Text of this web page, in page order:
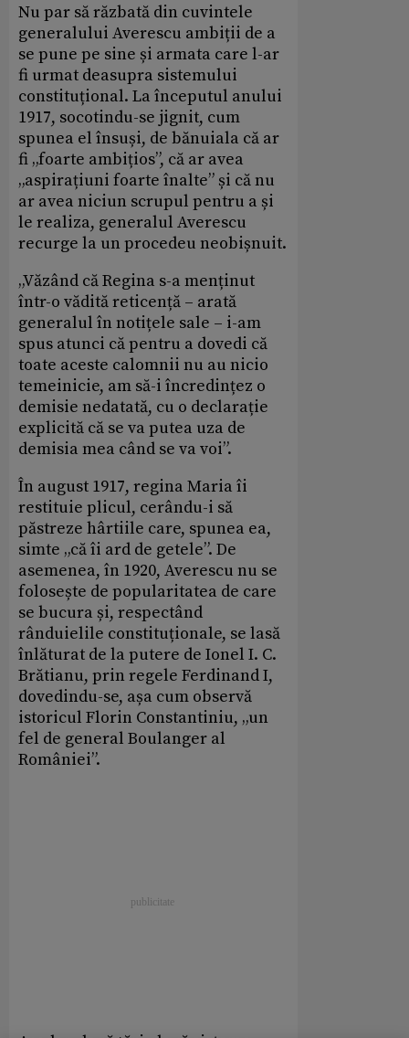
Nu par să răzbată din cuvintele
generalului Averescu ambiții de a
se pune pe sine și armata care l-ar
fi urmat deasupra sistemului
constituțional. La începutul anului
1917, socotindu-se jignit, cum
spunea el însuși, de bănuiala că ar
fi „foarte ambițios”, că ar avea
„aspirațiuni foarte înalte” și că nu
ar avea niciun scrupul pentru a și
le realiza, generalul Averescu
recurge la un procedeu neobișnuit.
„Văzând că Regina s-a menținut
într-o vădită reticență – arată
generalul în notițele sale – i-am
spus atunci că pentru a dovedi că
toate aceste calomnii nu au nicio
temeinicie, am să-i încredințez o
demisie nedatată, cu o declarație
explicită că se va putea uza de
demisia mea când se va voi”.
În august 1917, regina Maria îi
restituie plicul, cerându-i să
păstreze hârtiile care, spunea ea,
simte „că îi ard de getele”. De
asemenea, în 1920, Averescu nu se
folosește de popularitatea de care
se bucura și, respectând
rânduielile constituționale, se lasă
înlăturat de la putere de Ionel I. C.
Brătianu, prin regele Ferdinand I,
dovedindu-se, așa cum observă
istoricul Florin Constantiniu, „un
fel de general Boulanger al
României”.